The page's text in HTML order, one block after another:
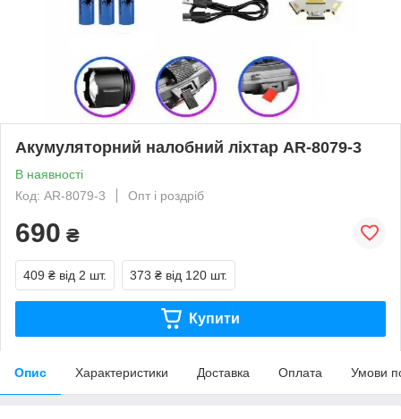
Акумуляторний налобний ліхтар AR-8079-3
В наявності
Код: AR-8079-3
Опт і роздріб
690 ₴
409 ₴ від 2 шт. 373 ₴ від 120 шт.
Купити
Опис Характеристики Доставка Оплата Умови